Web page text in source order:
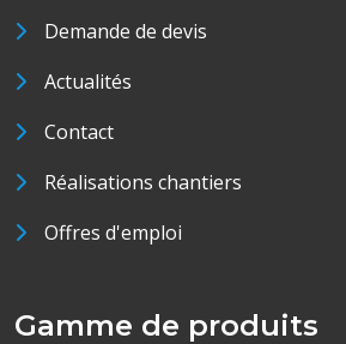
Demande de devis
Actualités
Contact
Réalisations chantiers
Offres d'emploi
Gamme de produits